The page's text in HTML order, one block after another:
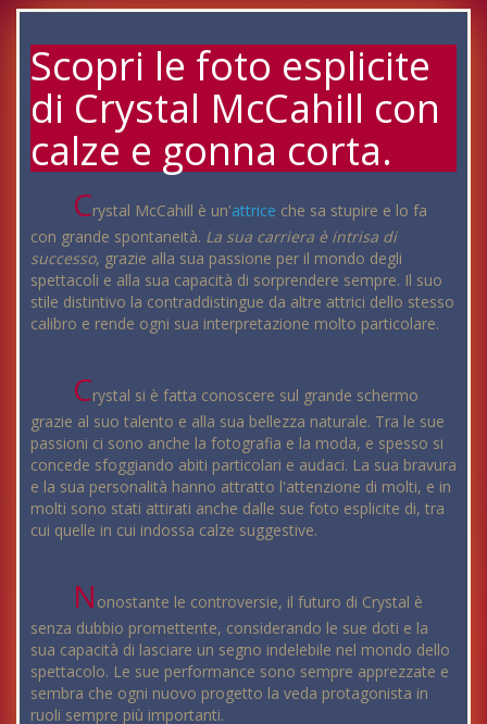
Scopri le foto esplicite
di Crystal McCahill con
calze e gonna corta.
Crystal McCahill è un'attrice che sa stupire e lo fa
con grande spontaneità. La sua carriera è intrisa di
successo, grazie alla sua passione per il mondo degli
spettacoli e alla sua capacità di sorprendere sempre. Il suo
stile distintivo la contraddistingue da altre attrici dello stesso
calibro e rende ogni sua interpretazione molto particolare.
Crystal si è fatta conoscere sul grande schermo
grazie al suo talento e alla sua bellezza naturale. Tra le sue
passioni ci sono anche la fotografia e la moda, e spesso si
concede sfoggiando abiti particolari e audaci. La sua bravura
e la sua personalità hanno attratto l'attenzione di molti, e in
molti sono stati attirati anche dalle sue foto esplicite di, tra
cui quelle in cui indossa calze suggestive.
N onostante le controversie, il futuro di Crystal è
senza dubbio promettente, considerando le sue doti e la
sua capacità di lasciare un segno indelebile nel mondo dello
spettacolo. Le sue performance sono sempre apprezzate e
sembra che ogni nuovo progetto la veda protagonista in
ruoli sempre più importanti.